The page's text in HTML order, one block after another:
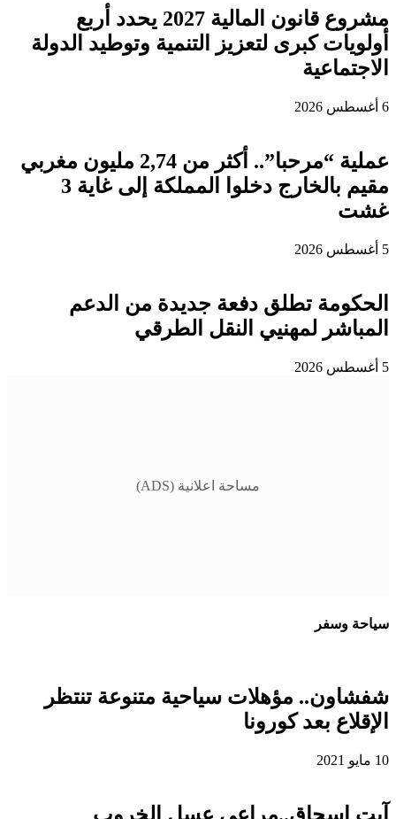
مشروع قانون المالية 2027 يحدد أربع
أولويات كبرى لتعزيز التنمية وتوطيد الدولة
الاجتماعية
6 أغسطس 2026
عملية “مرحبا”.. أكثر من 2,74 مليون مغربي
مقيم بالخارج دخلوا المملكة إلى غاية 3
غشت
5 أغسطس 2026
الحكومة تطلق دفعة جديدة من الدعم
المباشر لمهنيي النقل الطرقي
5 أغسطس 2026
مساحة اعلانية (ADS)
سياحة وسفر
شفشاون.. مؤهلات سياحية متنوعة تنتظر
الإقلاع بعد كورونا
10 مايو 2021